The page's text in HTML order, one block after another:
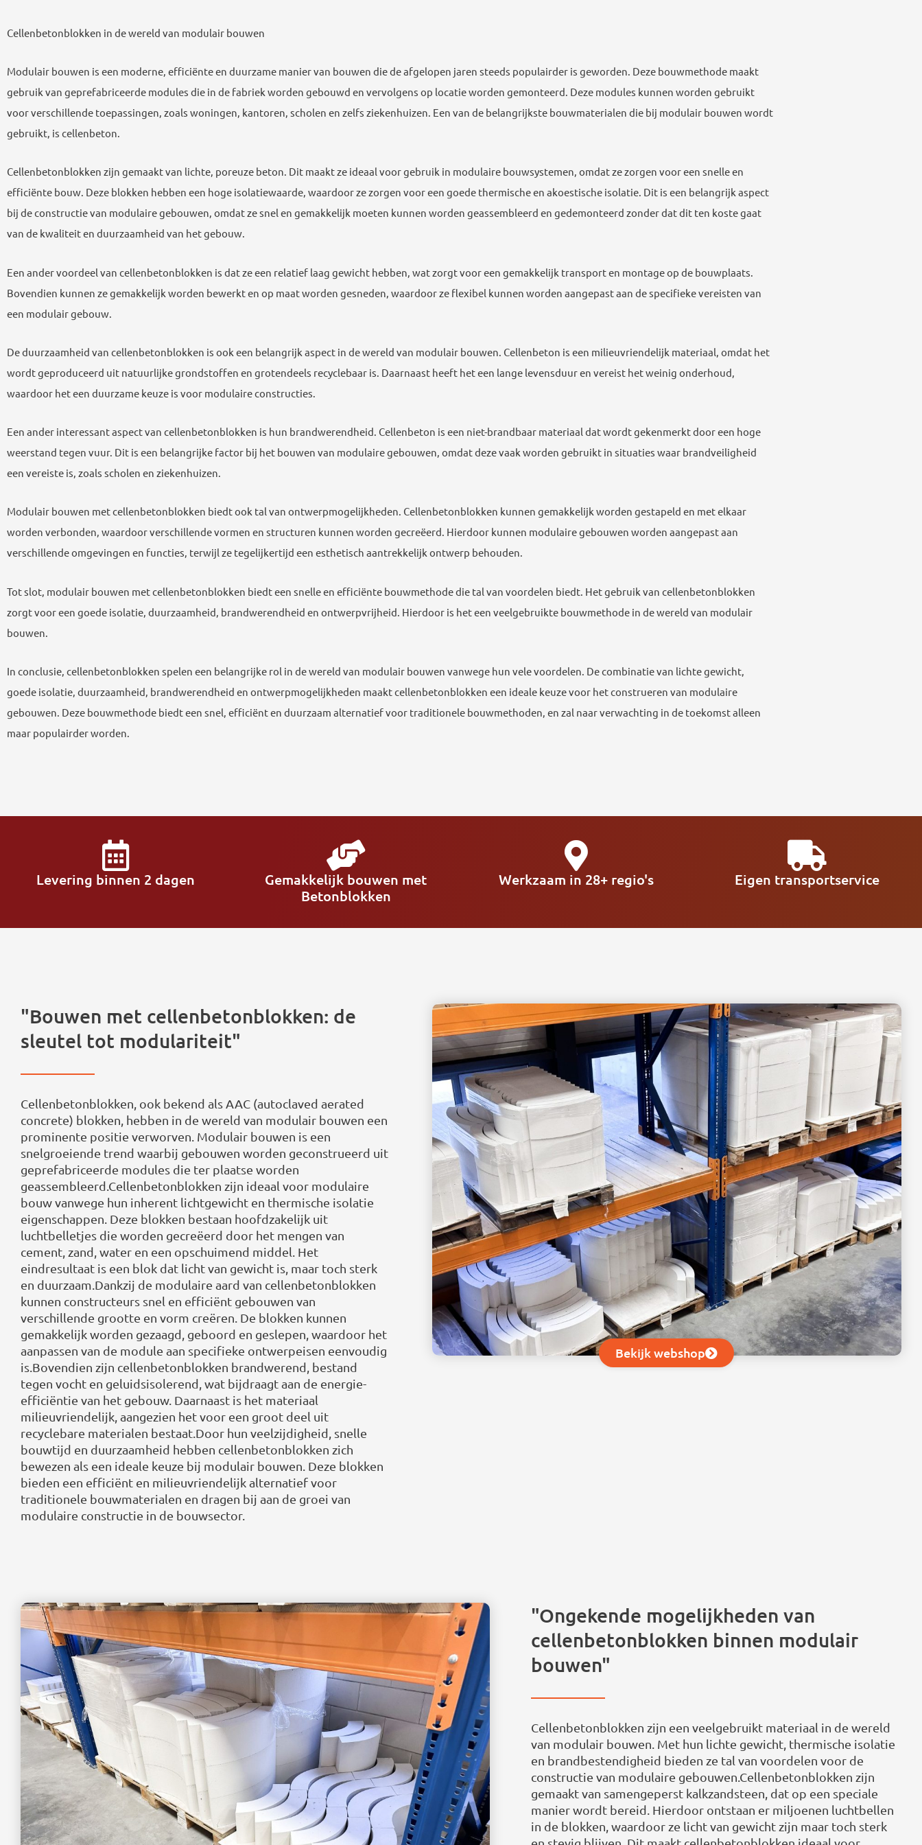
Cellenbetonblokken in de wereld van modulair bouwen
Modulair bouwen is een moderne, efficiënte en duurzame manier van bouwen die de afgelopen jaren steeds populairder is geworden. Deze bouwmethode maakt
gebruik van geprefabriceerde modules die in de fabriek worden gebouwd en vervolgens op locatie worden gemonteerd. Deze modules kunnen worden gebruikt
voor verschillende toepassingen, zoals woningen, kantoren, scholen en zelfs ziekenhuizen. Een van de belangrijkste bouwmaterialen die bij modulair bouwen wordt
gebruikt, is cellenbeton.
Cellenbetonblokken zijn gemaakt van lichte, poreuze beton. Dit maakt ze ideaal voor gebruik in modulaire bouwsystemen, omdat ze zorgen voor een snelle en
efficiënte bouw. Deze blokken hebben een hoge isolatiewaarde, waardoor ze zorgen voor een goede thermische en akoestische isolatie. Dit is een belangrijk aspect
bij de constructie van modulaire gebouwen, omdat ze snel en gemakkelijk moeten kunnen worden geassembleerd en gedemonteerd zonder dat dit ten koste gaat
van de kwaliteit en duurzaamheid van het gebouw.
Een ander voordeel van cellenbetonblokken is dat ze een relatief laag gewicht hebben, wat zorgt voor een gemakkelijk transport en montage op de bouwplaats.
Bovendien kunnen ze gemakkelijk worden bewerkt en op maat worden gesneden, waardoor ze flexibel kunnen worden aangepast aan de specifieke vereisten van
een modulair gebouw.
De duurzaamheid van cellenbetonblokken is ook een belangrijk aspect in de wereld van modulair bouwen. Cellenbeton is een milieuvriendelijk materiaal, omdat het
wordt geproduceerd uit natuurlijke grondstoffen en grotendeels recyclebaar is. Daarnaast heeft het een lange levensduur en vereist het weinig onderhoud,
waardoor het een duurzame keuze is voor modulaire constructies.
Een ander interessant aspect van cellenbetonblokken is hun brandwerendheid. Cellenbeton is een niet-brandbaar materiaal dat wordt gekenmerkt door een hoge
weerstand tegen vuur. Dit is een belangrijke factor bij het bouwen van modulaire gebouwen, omdat deze vaak worden gebruikt in situaties waar brandveiligheid
een vereiste is, zoals scholen en ziekenhuizen.
Modulair bouwen met cellenbetonblokken biedt ook tal van ontwerpmogelijkheden. Cellenbetonblokken kunnen gemakkelijk worden gestapeld en met elkaar
worden verbonden, waardoor verschillende vormen en structuren kunnen worden gecreëerd. Hierdoor kunnen modulaire gebouwen worden aangepast aan
verschillende omgevingen en functies, terwijl ze tegelijkertijd een esthetisch aantrekkelijk ontwerp behouden.
Tot slot, modulair bouwen met cellenbetonblokken biedt een snelle en efficiënte bouwmethode die tal van voordelen biedt. Het gebruik van cellenbetonblokken
zorgt voor een goede isolatie, duurzaamheid, brandwerendheid en ontwerpvrijheid. Hierdoor is het een veelgebruikte bouwmethode in de wereld van modulair
bouwen.
In conclusie, cellenbetonblokken spelen een belangrijke rol in de wereld van modulair bouwen vanwege hun vele voordelen. De combinatie van lichte gewicht,
goede isolatie, duurzaamheid, brandwerendheid en ontwerpmogelijkheden maakt cellenbetonblokken een ideale keuze voor het construeren van modulaire
gebouwen. Deze bouwmethode biedt een snel, efficiënt en duurzaam alternatief voor traditionele bouwmethoden, en zal naar verwachting in de toekomst alleen
maar populairder worden.
Levering binnen 2 dagen
Gemakkelijk bouwen met
Betonblokken
Werkzaam in 28+ regio's Eigen transportservice
"Bouwen met cellenbetonblokken: de
sleutel tot modulariteit"
Cellenbetonblokken, ook bekend als AAC (autoclaved aerated
concrete) blokken, hebben in de wereld van modulair bouwen een
prominente positie verworven. Modulair bouwen is een
snelgroeiende trend waarbij gebouwen worden geconstrueerd uit
geprefabriceerde modules die ter plaatse worden
geassembleerd.Cellenbetonblokken zijn ideaal voor modulaire
bouw vanwege hun inherent lichtgewicht en thermische isolatie
eigenschappen. Deze blokken bestaan hoofdzakelijk uit
luchtbelletjes die worden gecreëerd door het mengen van
cement, zand, water en een opschuimend middel. Het
eindresultaat is een blok dat licht van gewicht is, maar toch sterk
en duurzaam.Dankzij de modulaire aard van cellenbetonblokken
kunnen constructeurs snel en efficiënt gebouwen van
verschillende grootte en vorm creëren. De blokken kunnen
gemakkelijk worden gezaagd, geboord en geslepen, waardoor het
aanpassen van de module aan specifieke ontwerpeisen eenvoudig
is.Bovendien zijn cellenbetonblokken brandwerend, bestand
tegen vocht en geluidsisolerend, wat bijdraagt aan de energie-
efficiëntie van het gebouw. Daarnaast is het materiaal
milieuvriendelijk, aangezien het voor een groot deel uit
recyclebare materialen bestaat.Door hun veelzijdigheid, snelle
bouwtijd en duurzaamheid hebben cellenbetonblokken zich
bewezen als een ideale keuze bij modulair bouwen. Deze blokken
bieden een efficiënt en milieuvriendelijk alternatief voor
traditionele bouwmaterialen en dragen bij aan de groei van
modulaire constructie in de bouwsector.
Bekijk webshop
"Ongekende mogelijkheden van
cellenbetonblokken binnen modulair
bouwen"
Cellenbetonblokken zijn een veelgebruikt materiaal in de wereld
van modulair bouwen. Met hun lichte gewicht, thermische isolatie
en brandbestendigheid bieden ze tal van voordelen voor de
constructie van modulaire gebouwen.Cellenbetonblokken zijn
gemaakt van samengeperst kalkzandsteen, dat op een speciale
manier wordt bereid. Hierdoor ontstaan er miljoenen luchtbellen
in de blokken, waardoor ze licht van gewicht zijn maar toch sterk